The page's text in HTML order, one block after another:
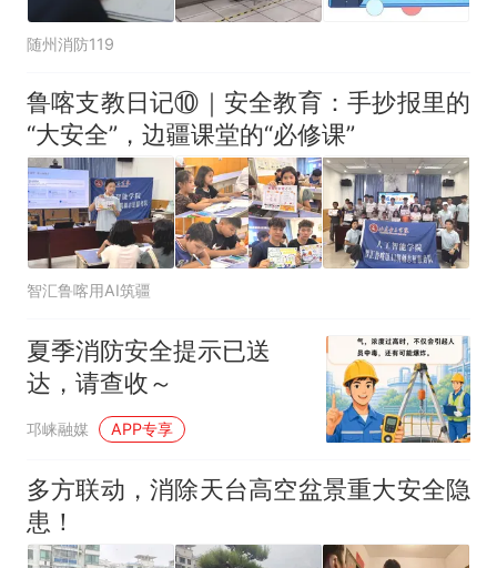
随州消防119
鲁喀支教日记⑩｜安全教育：手抄报里的
“大安全”，边疆课堂的“必修课”
智汇鲁喀用AI筑疆
夏季消防安全提示已送
达，请查收～
邛崃融媒 APP专享
多方联动，消除天台高空盆景重大安全隐
患！